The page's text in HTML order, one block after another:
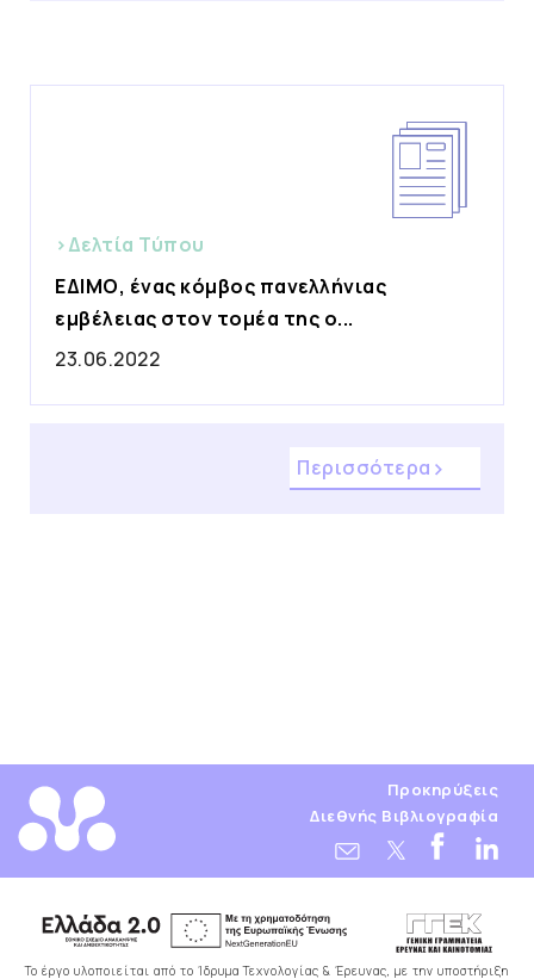
>Δελτία Τύπου
ΕΔΙΜΟ, ένας κόμβος πανελλήνιας
εμβέλειας στον τομέα της ο...
23.06.2022
Περισσότερα
Προκηρύξεις
Διεθνής Βιβλιογραφία
Το έργο υλοποιείται από το Ίδρυμα Τεχνολογίας & Έρευνας, με την υποστήριξη